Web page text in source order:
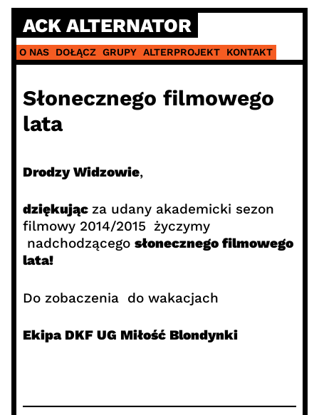
Skip
content
ACK ALTERNATOR
O NAS DOŁĄCZ GRUPY ALTERPROJEKT KONTAKT
Słonecznego filmowego
lata
Drodzy Widzowie,
dziękując za udany akademicki sezon
filmowy 2014/2015 życzymy
nadchodzącego słonecznego filmowego
lata!
Do zobaczenia do wakacjach
Ekipa DKF UG Miłość Blondynki